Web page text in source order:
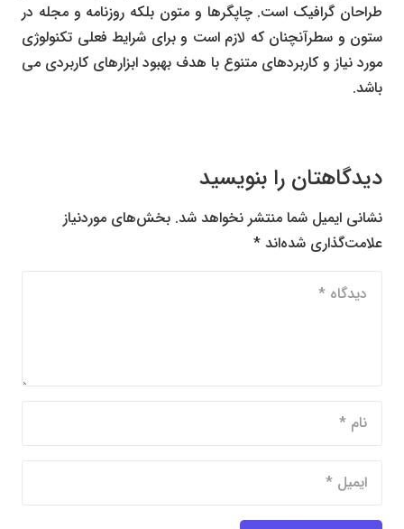
طراحان گرافیک است. چاپگرها و متون بلکه روزنامه و مجله در
ستون و سطرآنچنان که لازم است و برای شرایط فعلی تکنولوژی
مورد نیاز و کاربردهای متنوع با هدف بهبود ابزارهای کاربردی می
باشد.
دیدگاهتان را بنویسید
نشانی ایمیل شما منتشر نخواهد شد. بخش‌های موردنیاز
علامت‌گذاری شده‌اند *